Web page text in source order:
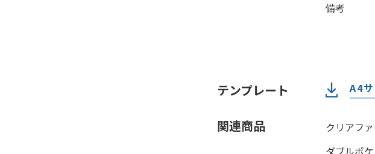
備考
テンプレート A4
関連商品 クリアフ
ダブルポ